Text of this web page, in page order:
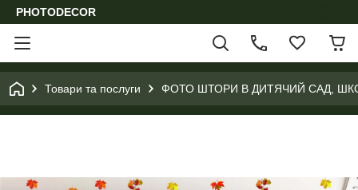
PHOTODECOR
Товари та послуги ФОТО ШТОРИ В ДИТЯЧИЙ САД,